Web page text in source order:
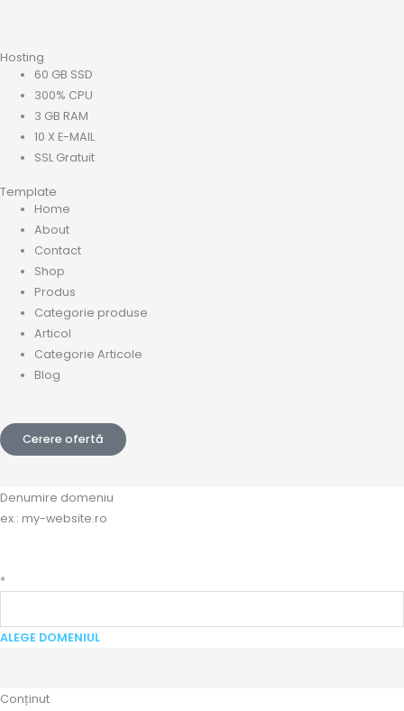
Hosting
60 GB SSD
300% CPU
3 GB RAM
10 X E-MAIL
SSL Gratuit
Template
Home
About
Contact
Shop
Produs
Categorie produse
Articol
Categorie Articole
Blog
Cerere ofertă
Denumire domeniu
ex.: my-website.ro
*
ALEGE DOMENIUL
Conținut
Boskery
2